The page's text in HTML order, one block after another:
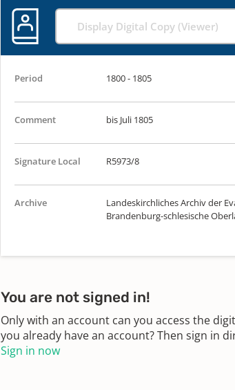
Display Digital Copy (Viewer)
Period 1800 - 1805
Comment bis Juli 1805
Signature Local R5973/8
Archive
Landeskirchliches Archiv der
Brandenburg-schlesische
You are not signed in!
Only with an account can you access the
you already have an account? Then sign in
Sign in now